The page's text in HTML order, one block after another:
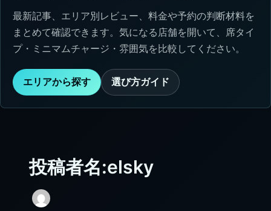
最新記事、エリア別レビュー、料金や予約の判断材料を
まとめて確認できます。気になる店舗を開いて、席タイ
プ・ミニマムチャージ・雰囲気を比較してください。
エリアから探す 選び方ガイド
投稿者名:elsky